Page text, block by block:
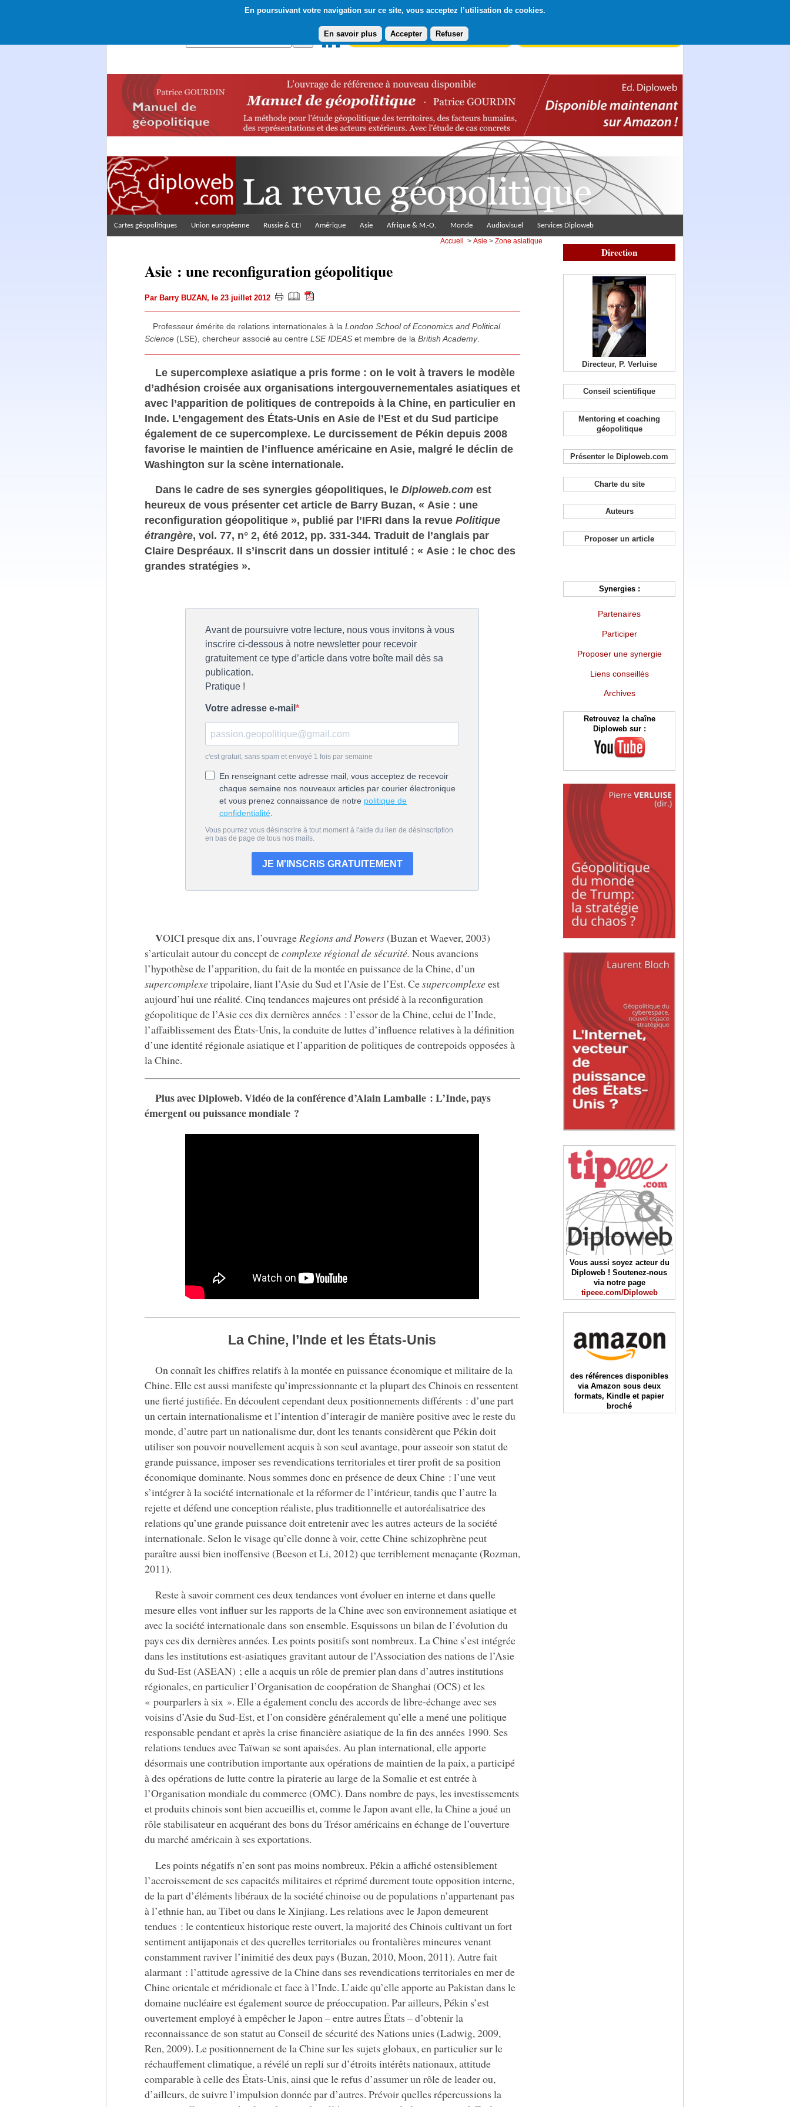
En poursuivant votre navigation sur ce site, vous acceptez l’utilisation de cookies.
En savoir plus Accepter Refuser
Abonnement gratuit à la Lettre du Diploweb
Cartes géopolitiques Union européenne Russie & CEI Amérique Asie Afrique & M.-O. Monde Audiovisuel Services Diploweb
Accueil >Asie >Zone asiatique
Asie : une reconfiguration géopolitique
Par Barry BUZAN, le 23 juillet 2012
Professeur émérite de relations internationales à laLondon School of Economics and Political
Science(LSE), chercheur associé au centre LSE IDEASet membre de la British Academy.
Le supercomplexe asiatique a pris forme : on le voit à travers le modèle
d’adhésion croisée aux organisations intergouvernementales asiatiques et
avec l’apparition de politiques de contrepoids à la Chine, en particulier en
Inde. L’engagement des États-Unis en Asie de l’Est et du Sud participe
également de ce supercomplexe. Le durcissement de Pékin depuis 2008
favorise le maintien de l’influence américaine en Asie, malgré le déclin de
Washington sur la scène internationale.
Dans le cadre de ses synergies géopolitiques, le Diploweb.comest
heureux de vous présenter cet article de Barry Buzan, « Asie : une
reconfiguration géopolitique », publié par l’IFRI dans la revue Politique
étrangère, vol. 77, n° 2, été 2012, pp. 331-344. Traduit de l’anglais par
Claire Despréaux. Il s’inscrit dans un dossier intitulé : « Asie : le choc des
grandes stratégies ».
VOICI presque dix ans, l’ouvrageRegions and Powers(Buzan et Waever, 2003)
s’articulait autour du concept decomplexe régional de sécurité. Nous avancions
l’hypothèse de l’apparition, du fait de la montée en puissance de la Chine, d’un
supercomplexetripolaire, liant l’Asie du Sud et l’Asie de l’Est. Cesupercomplexeest
aujourd’hui une réalité. Cinq tendances majeures ont présidé à la reconfiguration
géopolitique de l’Asie ces dix dernières années : l’essor de la Chine, celui de l’Inde,
l’affaiblissement des États-Unis, la conduite de luttes d’influence relatives à la définition
d’une identité régionale asiatique et l’apparition de politiques de contrepoids opposées à
la Chine.
Plus avec Diploweb. Vidéo de la conférence d’Alain Lamballe : L’Inde, pays
émergent ou puissance mondiale ?
La Chine, l’Inde et les États-Unis
On connaît les chiffres relatifs à la montée en puissance économique et militaire de la
Chine. Elle est aussi manifeste qu’impressionnante et la plupart des Chinois en ressentent
une fierté justifiée. En découlent cependant deux positionnements différents : d’une part
un certain internationalisme et l’intention d’interagir de manière positive avec le reste du
monde, d’autre part un nationalisme dur, dont les tenants considèrent que Pékin doit
utiliser son pouvoir nouvellement acquis à son seul avantage, pour asseoir son statut de
grande puissance, imposer ses revendications territoriales et tirer profit de sa position
économique dominante. Nous sommes donc en présence de deux Chine : l’une veut
s’intégrer à la société internationale et la réformer de l’intérieur, tandis que l’autre la
rejette et défend une conception réaliste, plus traditionnelle et autoréalisatrice des
relations qu’une grande puissance doit entretenir avec les autres acteurs de la société
internationale. Selon le visage qu’elle donne à voir, cette Chine schizophrène peut
paraître aussi bien inoffensive (Beeson et Li, 2012) que terriblement menaçante (Rozman,
2011).
Reste à savoir comment ces deux tendances vont évoluer en interne et dans quelle
mesure elles vont influer sur les rapports de la Chine avec son environnement asiatique et
avec la société internationale dans son ensemble. Esquissons un bilan de l’évolution du
pays ces dix dernières années. Les points positifs sont nombreux. La Chine s’est intégrée
dans les institutions est-asiatiques gravitant autour de l’Association des nations de l’Asie
du Sud-Est (ASEAN) ; elle a acquis un rôle de premier plan dans d’autres institutions
régionales, en particulier l’Organisation de coopération de Shanghai (OCS) et les
« pourparlers à six ». Elle a également conclu des accords de libre-échange avec ses
voisins d’Asie du Sud-Est, et l’on considère généralement qu’elle a mené une politique
responsable pendant et après la crise financière asiatique de la fin des années 1990. Ses
relations tendues avec Taïwan se sont apaisées. Au plan international, elle apporte
désormais une contribution importante aux opérations de maintien de la paix, a participé
à des opérations de lutte contre la piraterie au large de la Somalie et est entrée à
l’Organisation mondiale du commerce (OMC). Dans nombre de pays, les investissements
et produits chinois sont bien accueillis et, comme le Japon avant elle, la Chine a joué un
rôle stabilisateur en acquérant des bons du Trésor américains en échange de l’ouverture
du marché américain à ses exportations.
Les points négatifs n’en sont pas moins nombreux. Pékin a affiché ostensiblement
l’accroissement de ses capacités militaires et réprimé durement toute opposition interne,
de la part d’éléments libéraux de la société chinoise ou de populations n’appartenant pas
à l’ethnie han, au Tibet ou dans le Xinjiang. Les relations avec le Japon demeurent
tendues : le contentieux historique reste ouvert, la majorité des Chinois cultivant un fort
sentiment antijaponais et des querelles territoriales ou frontalières mineures venant
constamment raviver l’inimitié des deux pays (Buzan, 2010, Moon, 2011). Autre fait
alarmant : l’attitude agressive de la Chine dans ses revendications territoriales en mer de
Chine orientale et méridionale et face à l’Inde. L’aide qu’elle apporte au Pakistan dans le
domaine nucléaire est également source de préoccupation. Par ailleurs, Pékin s’est
ouvertement employé à empêcher le Japon – entre autres États – d’obtenir la
reconnaissance de son statut au Conseil de sécurité des Nations unies (Ladwig, 2009,
Ren, 2009). Le positionnement de la Chine sur les sujets globaux, en particulier sur le
réchauffement climatique, a révélé un repli sur d’étroits intérêts nationaux, attitude
comparable à celle des États-Unis, ainsi que le refus d’assumer un rôle de leader ou,
d’ailleurs, de suivre l’impulsion donnée par d’autres. Prévoir quelles répercussions la
Direction
Directeur, P. Verluise
Conseil scientifique
Mentoring et coaching
géopolitique
Présenter le Diploweb.com
Charte du site
Auteurs
Proposer un article
Synergies :
Partenaires
Participer
Proposer une synergie
Liens conseillés
Archives
Retrouvez la chaîne
Diploweb sur :
Vous aussi soyez acteur du
Diploweb ! Soutenez-nous
via notre page
tipeee.com/Diploweb
des références disponibles
via Amazon sous deux
formats, Kindle et papier
broché